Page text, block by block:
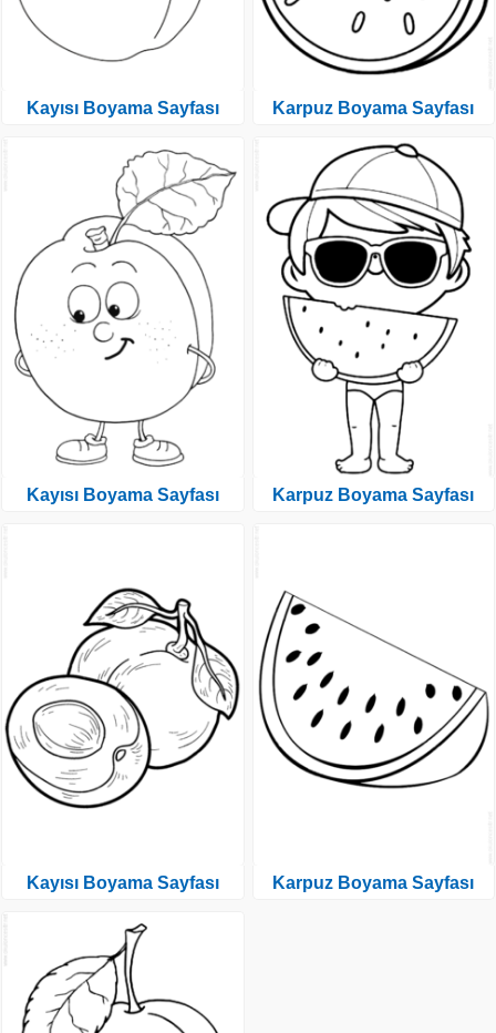
Kayısı Boyama Sayfası
Kayısı Boyama Sayfası
Kayısı Boyama Sayfası
Karpuz Boyama Sayfası
Karpuz Boyama Sayfası
Karpuz Boyama Sayfası